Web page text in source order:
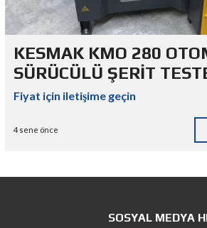
C
H
KESMAK KMO 280
SÜRÜCÜLÜ ŞERİT
Fiyat için iletişime geçin
4 sene önce
SOSYAL MEDYA